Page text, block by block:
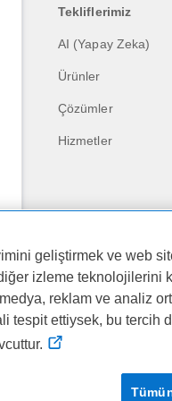
Tekliflerimiz
AI (Yapay Zeka)
Ürünler
Çözümler
Hizmetler
Dell Technologies
Copyright © 2026
geliştirmek ve web
izleme teknolojilerini
reklam ve analiz
tespit ettiysek, bu tercih